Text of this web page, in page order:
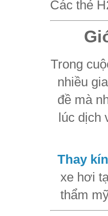
Các thẻ
Trong
nhiều
đề mà
lúc dịch
Thay
xe hơi
thẩm